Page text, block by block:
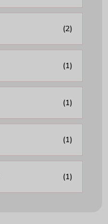
(2)
(1)
(1)
(1)
(1)